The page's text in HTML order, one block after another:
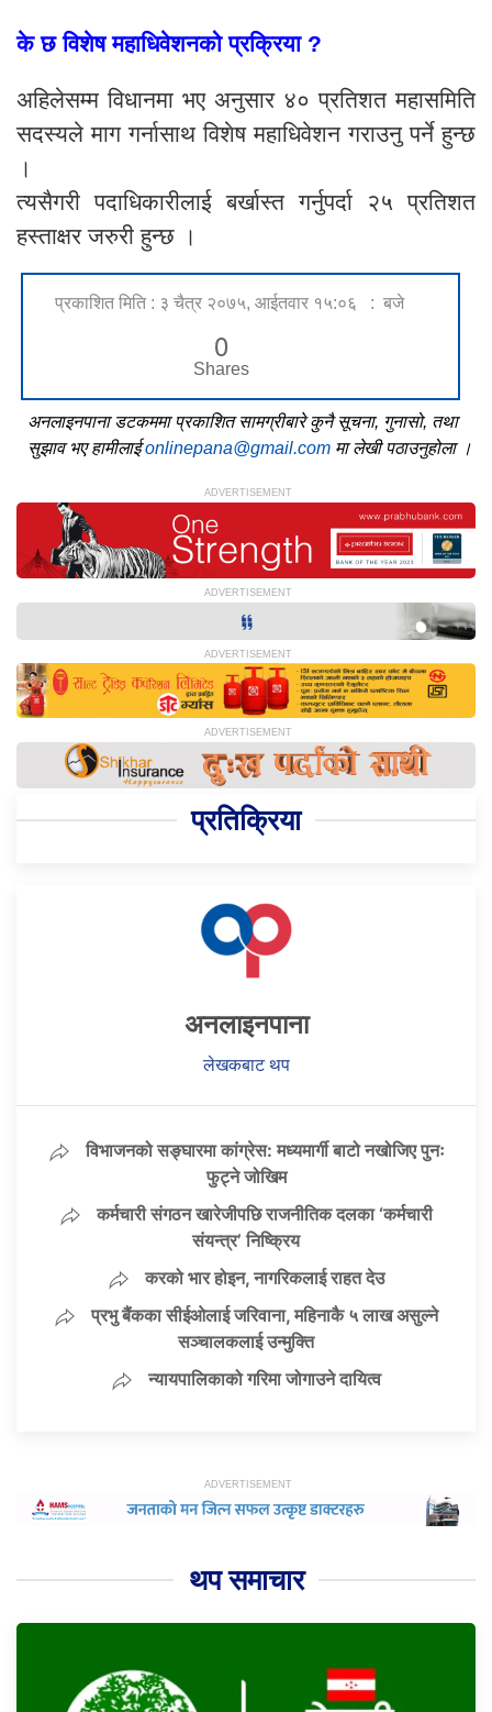
के छ विशेष महाधिवेशनको प्रक्रिया ?
अहिलेसम्म विधानमा भए अनुसार ४० प्रतिशत महासमिति
सदस्यले माग गर्नासाथ विशेष महाधिवेशन गराउनु पर्ने हुन्छ
।
त्यसैगरी पदाधिकारीलाई बर्खास्त गर्नुपर्दा २५ प्रतिशत
हस्ताक्षर जरुरी हुन्छ ।
प्रकाशित मिति : ३ चैत्र २०७५, आईतवार १५:०६ : बजे
0
Shares
अनलाइनपाना डटकममा प्रकाशित सामग्रीबारे कुनै सूचना, गुनासो, तथा
सुझाव भए हामीलाईonlinepana@gmail.com मा लेखी पठाउनुहोला ।
प्रतिक्रिया
अनलाइनपाना
लेखकबाट थप
विभाजनको सङ्घारमा कांग्रेस: मध्यमार्गी बाटो नखोजिए पुनः
फुट्ने जोखिम
कर्मचारी संगठन खारेजीपछि राजनीतिक दलका ‘कर्मचारी
संयन्त्र’ निष्क्रिय
करको भार होइन, नागरिकलाई राहत देउ
प्रभु बैंकका सीईओलाई जरिवाना, महिनाकै ५ लाख असुल्ने
सञ्चालकलाई उन्मुक्ति
न्यायपालिकाको गरिमा जोगाउने दायित्व
थप समाचार